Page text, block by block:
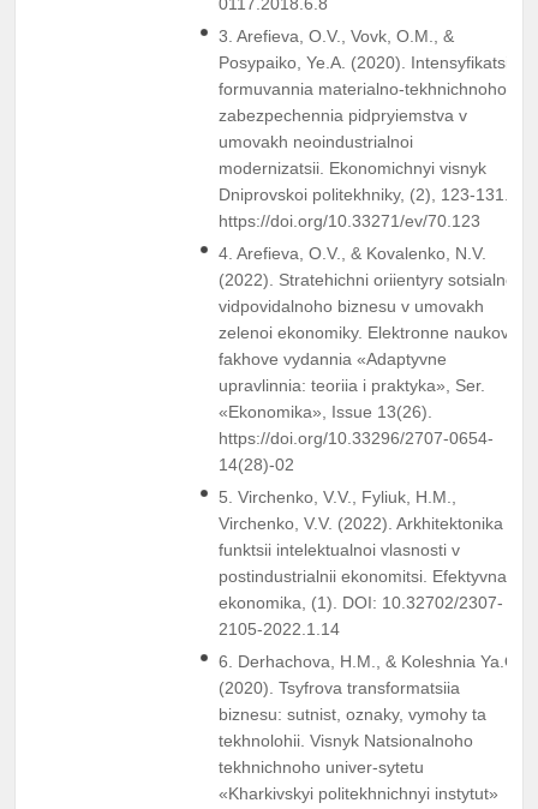
3. Arefieva, O.V., Vovk, O.M., &
Posypaiko, Ye.A. (2020). Intensyfikatsiia
formuvannia materialno-tekhnichnoho
zabezpechennia pidpryiemstva v
umovakh neoindustrialnoi
modernizatsii. Ekonomichnyi visnyk
Dniprovskoi politekhniky, (2), 123-131.
https://doi.org/10.33271/ev/70.123
4. Arefieva, O.V., & Kovalenko, N.V.
(2022). Stratehichni oriientyry sotsialno-
vidpovidalnoho biznesu v umovakh
zelenoi ekonomiky. Elektronne naukove
fakhove vydannia «Adaptyvne
upravlinnia: teoriia i praktyka», Ser.
«Ekonomika», Issue 13(26).
https://doi.org/10.33296/2707-0654-
14(28)-02
5. Virchenko, V.V., Fyliuk, H.M.,
Virchenko, V.V. (2022). Arkhitektonika ta
funktsii intelektualnoi vlasnosti v
postindustrialnii ekonomitsi. Efektyvna
ekonomika, (1). DOI: 10.32702/2307-
2105-2022.1.14
6. Derhachova, H.M., & Koleshnia Ya.O.
(2020). Tsyfrova transformatsiia
biznesu: sutnist, oznaky, vymohy ta
tekhnolohii. Visnyk Natsionalnoho
tekhnichnoho univer-sytetu
«Kharkivskyi politekhnichnyi instytut»